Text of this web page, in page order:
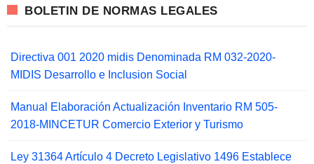
BOLETIN DE NORMAS LEGALES
Directiva 001 2020 midis Denominada RM 032-2020-
MIDIS Desarrollo e Inclusion Social
Manual Elaboración Actualización Inventario RM 505-
2018-MINCETUR Comercio Exterior y Turismo
Ley 31364 Artículo 4 Decreto Legislativo 1496 Establece